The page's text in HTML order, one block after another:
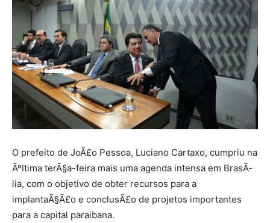
O prefeito de JoÃ£o Pessoa, Luciano Cartaxo, cumpriu na
Ãºltima terÃ§a-feira mais uma agenda intensa em BrasÃ­
lia, com o objetivo de obter recursos para a
implantaÃ§Ã£o e conclusÃ£o de projetos importantes
para a capital paraibana.